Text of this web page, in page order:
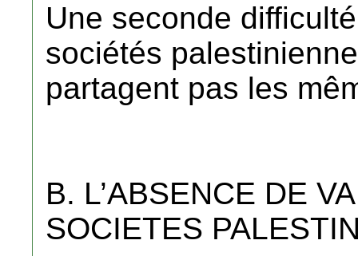
Une seconde
sociétés
partagent pas les
B. L’ABSENCE DE
SOCIETES